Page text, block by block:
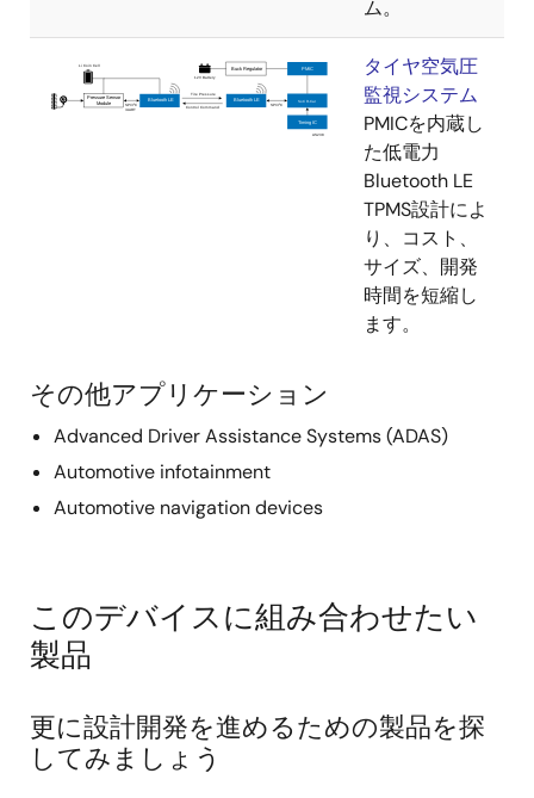
ム。
タイヤ空気圧
監視システム
PMICを内蔵し
た低電力
Bluetooth LE
TPMS設計によ
り、コスト、
サイズ、開発
時間を短縮し
ます。
その他アプリケーション
Advanced Driver Assistance Systems (ADAS)
Automotive infotainment
Automotive navigation devices
このデバイスに組み合わせたい
製品
更に設計開発を進めるための製品を探
してみましょう